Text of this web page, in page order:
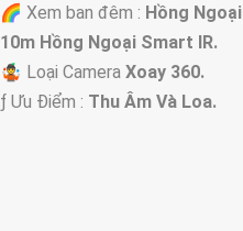
🌈 Xem ban đêm : Hồng Ngoại
10m Hồng Ngoại Smart IR.
🤹 Loại CameraXoay 360.
️ƒ Ưu Điểm : Thu Âm Và Loa.